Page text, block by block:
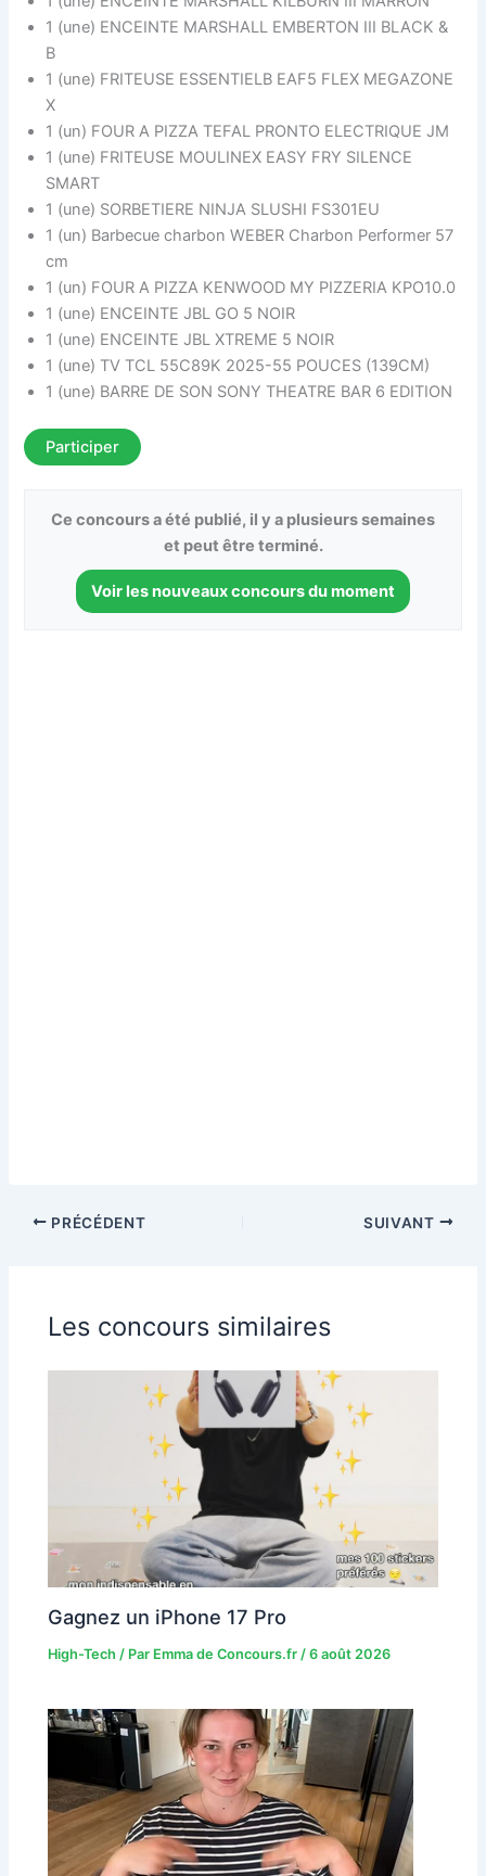
1 (une) ENCEINTE MARSHALL EMBERTON III BLACK &
B
1 (une) FRITEUSE ESSENTIELB EAF5 FLEX MEGAZONE
X
1 (un) FOUR A PIZZA TEFAL PRONTO ELECTRIQUE JM
1 (une) FRITEUSE MOULINEX EASY FRY SILENCE
SMART
1 (une) SORBETIERE NINJA SLUSHI FS301EU
1 (un) Barbecue charbon WEBER Charbon Performer 57
cm
1 (un) FOUR A PIZZA KENWOOD MY PIZZERIA KPO10.0
1 (une) ENCEINTE JBL GO 5 NOIR
1 (une) ENCEINTE JBL XTREME 5 NOIR
1 (une) TV TCL 55C89K 2025-55 POUCES (139CM)
1 (une) BARRE DE SON SONY THEATRE BAR 6 EDITION
Participer
Ce concours a été publié, il y a plusieurs semaines
et peut être terminé.
Voir les nouveaux concours du moment
PRÉCÉDENT SUIVANT
Les concours similaires
Gagnez un iPhone 17 Pro
High-Tech / Par Emma de Concours.fr/6 août 2026